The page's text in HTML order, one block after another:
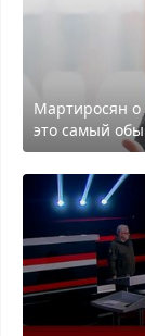
Мартиросян о
это самый